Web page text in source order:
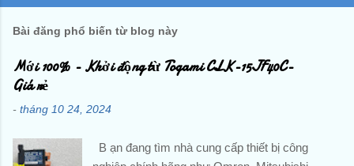
Bài đăng phổ biến từ blog này
Mới 100% - Khởi động từ Togami CLK-15JF40C-
Giá rẻ
- tháng 10 24, 2024
B ạn đang tìm nhà cung cấp thiết bị công